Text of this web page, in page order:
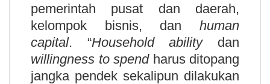
pemerintah pusat dan daerah,
kelompok bisnis, dan human
capital. “Household ability dan
willingness to spendharus ditopang
jangka pendek sekalipun dilakukan